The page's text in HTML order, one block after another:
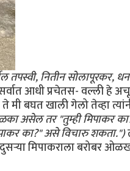
नितीन सोलापूरकर,
आधी प्रचेतस- वल्ली हे
मी बघत खाली गेलो तेव्हा
असेल तर "तुम्ही मिपाकर
का?" असे विचारु शकता.")
मिपाकराला बरोबर